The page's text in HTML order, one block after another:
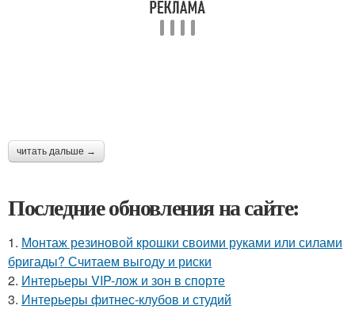
читать дальше →
Последние обновления на сайте:
1. Монтаж резиновой крошки своими руками или силами
бригады? Считаем выгоду и риски
2. Интерьеры VIP-лож и зон в спорте
3. Интерьеры фитнес-клубов и студий